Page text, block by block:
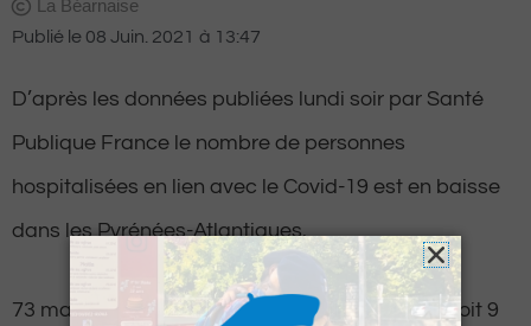
La Béarnaise
Publié le 08 Juin. 2021 à 13:47
D’après les données publiées lundi soir par Santé
Publique France le nombre de personnes
hospitalisées en lien avec le Covid-19 est en baisse
dans les Pyrénées-Atlantiques.
73 malades se trouvent toujours hospitalisés, soit 9